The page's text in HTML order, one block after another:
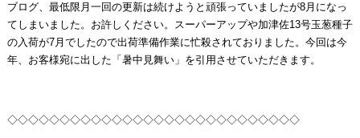
ブログ、最低限月一回の更新は続けようと頑張っていましたが8月になっ
てしまいました。お許しください。スーパーアップや加津佐13号玉葱種子
の入荷が7月でしたので出荷準備作業に忙殺されておりました。今回は今
年、お客様宛に出した「暑中見舞い」を引用させていただきます。
◇◇◇◇◇◇◇◇◇◇◇◇◇◇◇◇◇◇◇◇◇◇◇◇◇◇◇◇